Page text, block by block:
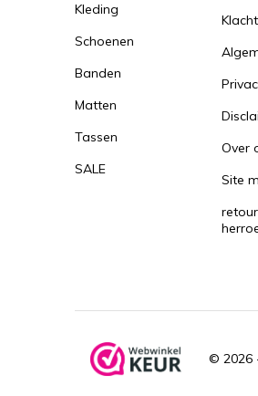
Kleding
Schoenen
Banden
Matten
Tassen
SALE
Over
Site
© 2026